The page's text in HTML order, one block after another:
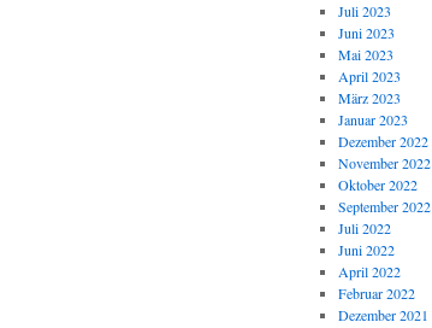
Juli 2023
Juni 2023
Mai 2023
April 2023
März 2023
Januar 2023
Dezember 2022
November 2022
Oktober 2022
September 2022
Juli 2022
Juni 2022
April 2022
Februar 2022
Dezember 2021